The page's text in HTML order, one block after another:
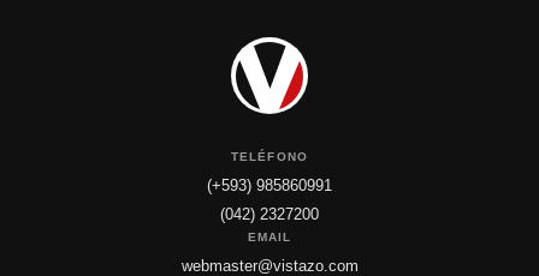
TELÉFONO
(+593) 985860991
(042) 2327200
EMAIL
webmaster@vistazo.com